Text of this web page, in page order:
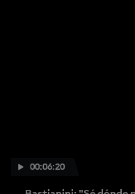
00:06:20